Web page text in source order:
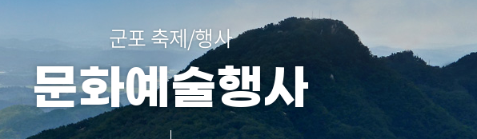
군포 축제/행사
문화예술행사